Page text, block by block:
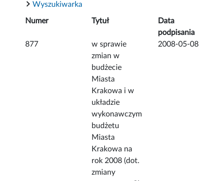
Wyszukiwarka
Numer Tytuł
Data
podpisania
877
w sprawie
zmian w
budżecie
Miasta
Krakowa i w
układzie
wykonawczym
budżetu
Miasta
Krakowa na
rok 2008 (dot.
zmiany
2008-05-08